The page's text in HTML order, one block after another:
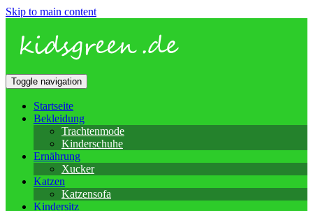
Skip to main content
Toggle navigation
Startseite
Bekleidung
Trachtenmode
Kinderschuhe
Ernährung
Xucker
Katzen
Katzensofa
Kindersitz